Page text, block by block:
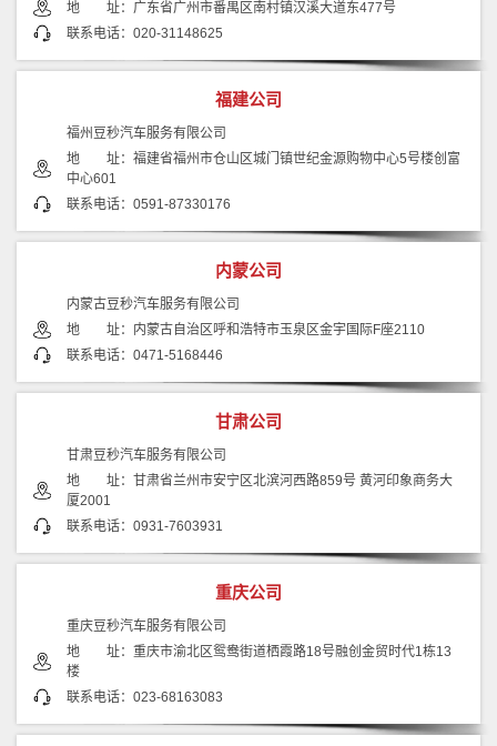
地 址：广东省广州市番禺区南村镇汉溪大道东477号
联系电话：020-31148625
福建公司
福州豆秒汽车服务有限公司
地 址：福建省福州市仓山区城门镇世纪金源购物中心5号楼创富
中心601
联系电话：0591-87330176
内蒙公司
内蒙古豆秒汽车服务有限公司
地 址：内蒙古自治区呼和浩特市玉泉区金宇国际F座2110
联系电话：0471-5168446
甘肃公司
甘肃豆秒汽车服务有限公司
地 址：甘肃省兰州市安宁区北滨河西路859号 黄河印象商务大
厦2001
联系电话：0931-7603931
重庆公司
重庆豆秒汽车服务有限公司
地 址：重庆市渝北区鸳鸯街道栖霞路18号融创金贸时代1栋13
楼
联系电话：023-68163083